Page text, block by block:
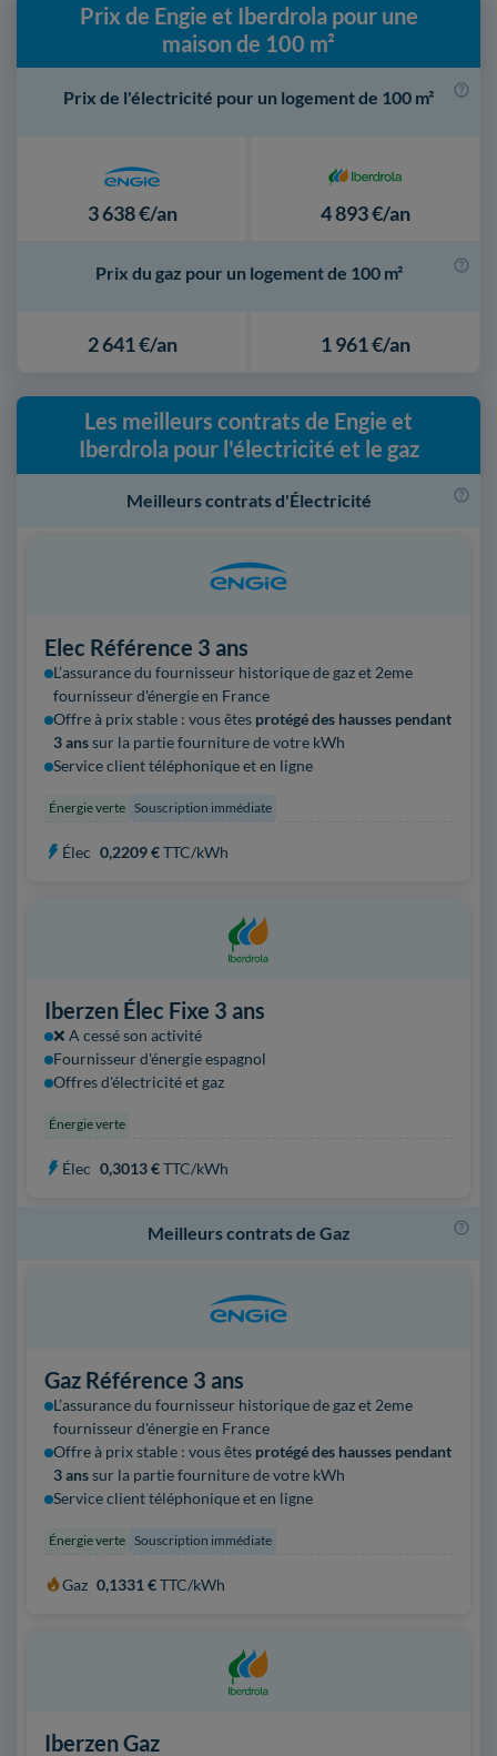
Prix de Engie et Iberdrola pour une
maison de 100 m²
3 638 €/an
Prix de l'électricité pour un logement de 100 m²
4 893 €/an
2 641 €/an
Prix du gaz pour un logement de 100 m²
1 961 €/an
Les meilleurs contrats de Engie et
Iberdrola pour l'électricité et le gaz
Elec Référence 3 ans
L’assurance du fournisseur historique de gaz et 2eme
fournisseur d'énergie en France
Offre à prix stable : vous êtes protégé des hausses pendant
3 anssur la partie fourniture de votre kWh
Service client téléphonique et en ligne
Énergie verte Souscription immédiate
Élec 0,2209 €TTC/kWh
Meilleurs contrats d'Électricité
Iberzen Élec Fixe 3 ans
❌ A cessé son activité
Fournisseur d'énergie espagnol
Offres d'électricité et gaz
Énergie verte
Élec 0,3013 €TTC/kWh
Gaz Référence 3 ans
L’assurance du fournisseur historique de gaz et 2eme
fournisseur d'énergie en France
Offre à prix stable : vous êtes protégé des hausses pendant
3 anssur la partie fourniture de votre kWh
Service client téléphonique et en ligne
Énergie verte Souscription immédiate
Gaz 0,1331 €TTC/kWh
Meilleurs contrats de Gaz
Iberzen Gaz